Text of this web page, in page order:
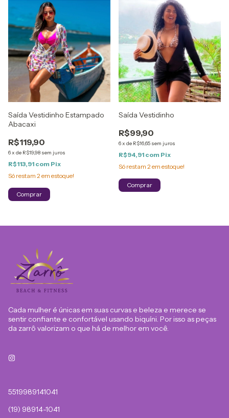
Saída Vestidinho Estampado
Abacaxi
R$119,90
6x de R$19,98 sem juros
R$113,91 com Pix
Só restam 2em estoque!
Comprar
Saída Vestidinho
R$99,90
6x de R$16,65 sem juros
R$94,91 com Pix
Só restam 2em estoque!
Comprar
Cada mulher é únicas em suas curvas e beleza e merece se
sentir confiante e confortável usando biquíni. Por isso as peças
da zarrô valorizam o que há de melhor em você.
5519989141041
(19) 98914-1041